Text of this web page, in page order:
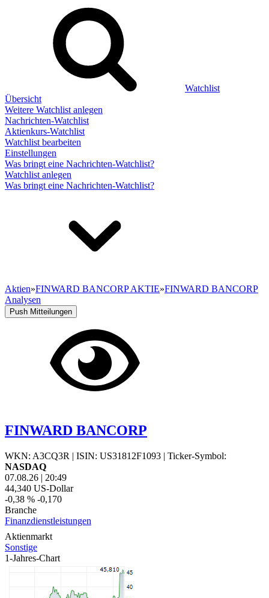
Watchlist
Übersicht
Weitere Watchlist anlegen
Nachrichten-Watchlist
Aktienkurs-Watchlist
Watchlist bearbeiten
Einstellungen
Was bringt eine Nachrichten-Watchlist?
Watchlist anlegen
Was bringt eine Nachrichten-Watchlist?
Aktien»FINWARD BANCORP AKTIE»FINWARD BANCORP
Analysen
Push Mitteilungen
FINWARD BANCORP
WKN: A3CQ3R | ISIN: US31812F1093 | Ticker-Symbol:
NASDAQ
07.08.26 | 20:49
44,340 US-Dollar
-0,38 % -0,170
Branche
Finanzdienstleistungen
Aktienmarkt
Sonstige
1-Jahres-Chart